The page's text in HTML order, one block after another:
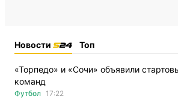
Новости Топ
«Торпедо» и «Сочи» объявили
команд
Футбол 17:22